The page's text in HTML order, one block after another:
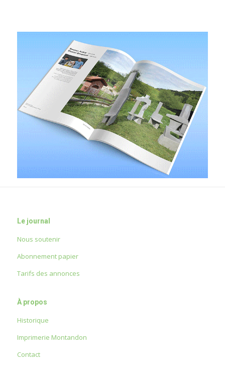
Le journal
Nous soutenir
Abonnement papier
Tarifs des annonces
À propos
Historique
Imprimerie Montandon
Contact